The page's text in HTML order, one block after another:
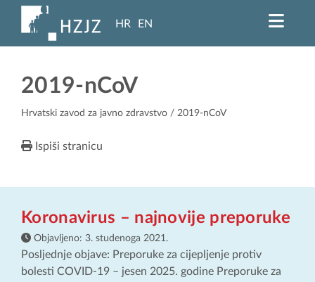
HR EN
2019-nCoV
Hrvatski zavod za javno zdravstvo / 2019-nCoV
Ispiši stranicu
Koronavirus – najnovije preporuke
Objavljeno: 3. studenoga 2021.
Posljednje objave: Preporuke za cijepljenje protiv
bolesti COVID-19 – jesen 2025. godine Preporuke za